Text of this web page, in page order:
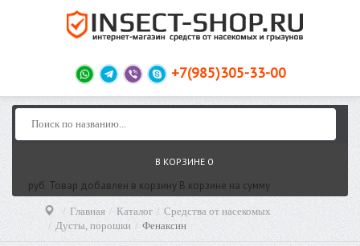
+7(985)305-33-00
В КОРЗИНЕ 0
руб. Товар добавлен в корзину В корзине на сумму
Главная Каталог
Средства от насекомых
Дусты, порошки
Фенаксин